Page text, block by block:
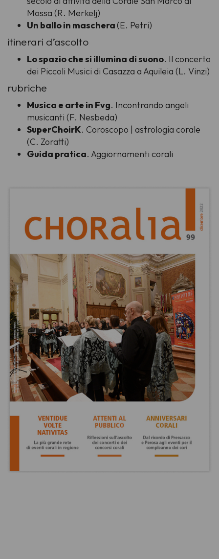
Mossa (R. Merkelj)
Un ballo in maschera(E. Petri)
itinerari d’ascolto
Lo spazio che si illumina di suono. Il concerto
dei Piccoli Musici di Casazza a Aquileia (L. Vinzi)
rubriche
Musica e arte in Fvg. Incontrando angeli
musicanti (F. Nesbeda)
SuperChoirK. Coroscopo | astrologia corale
(C. Zoratti)
Guida pratica. Aggiornamenti corali